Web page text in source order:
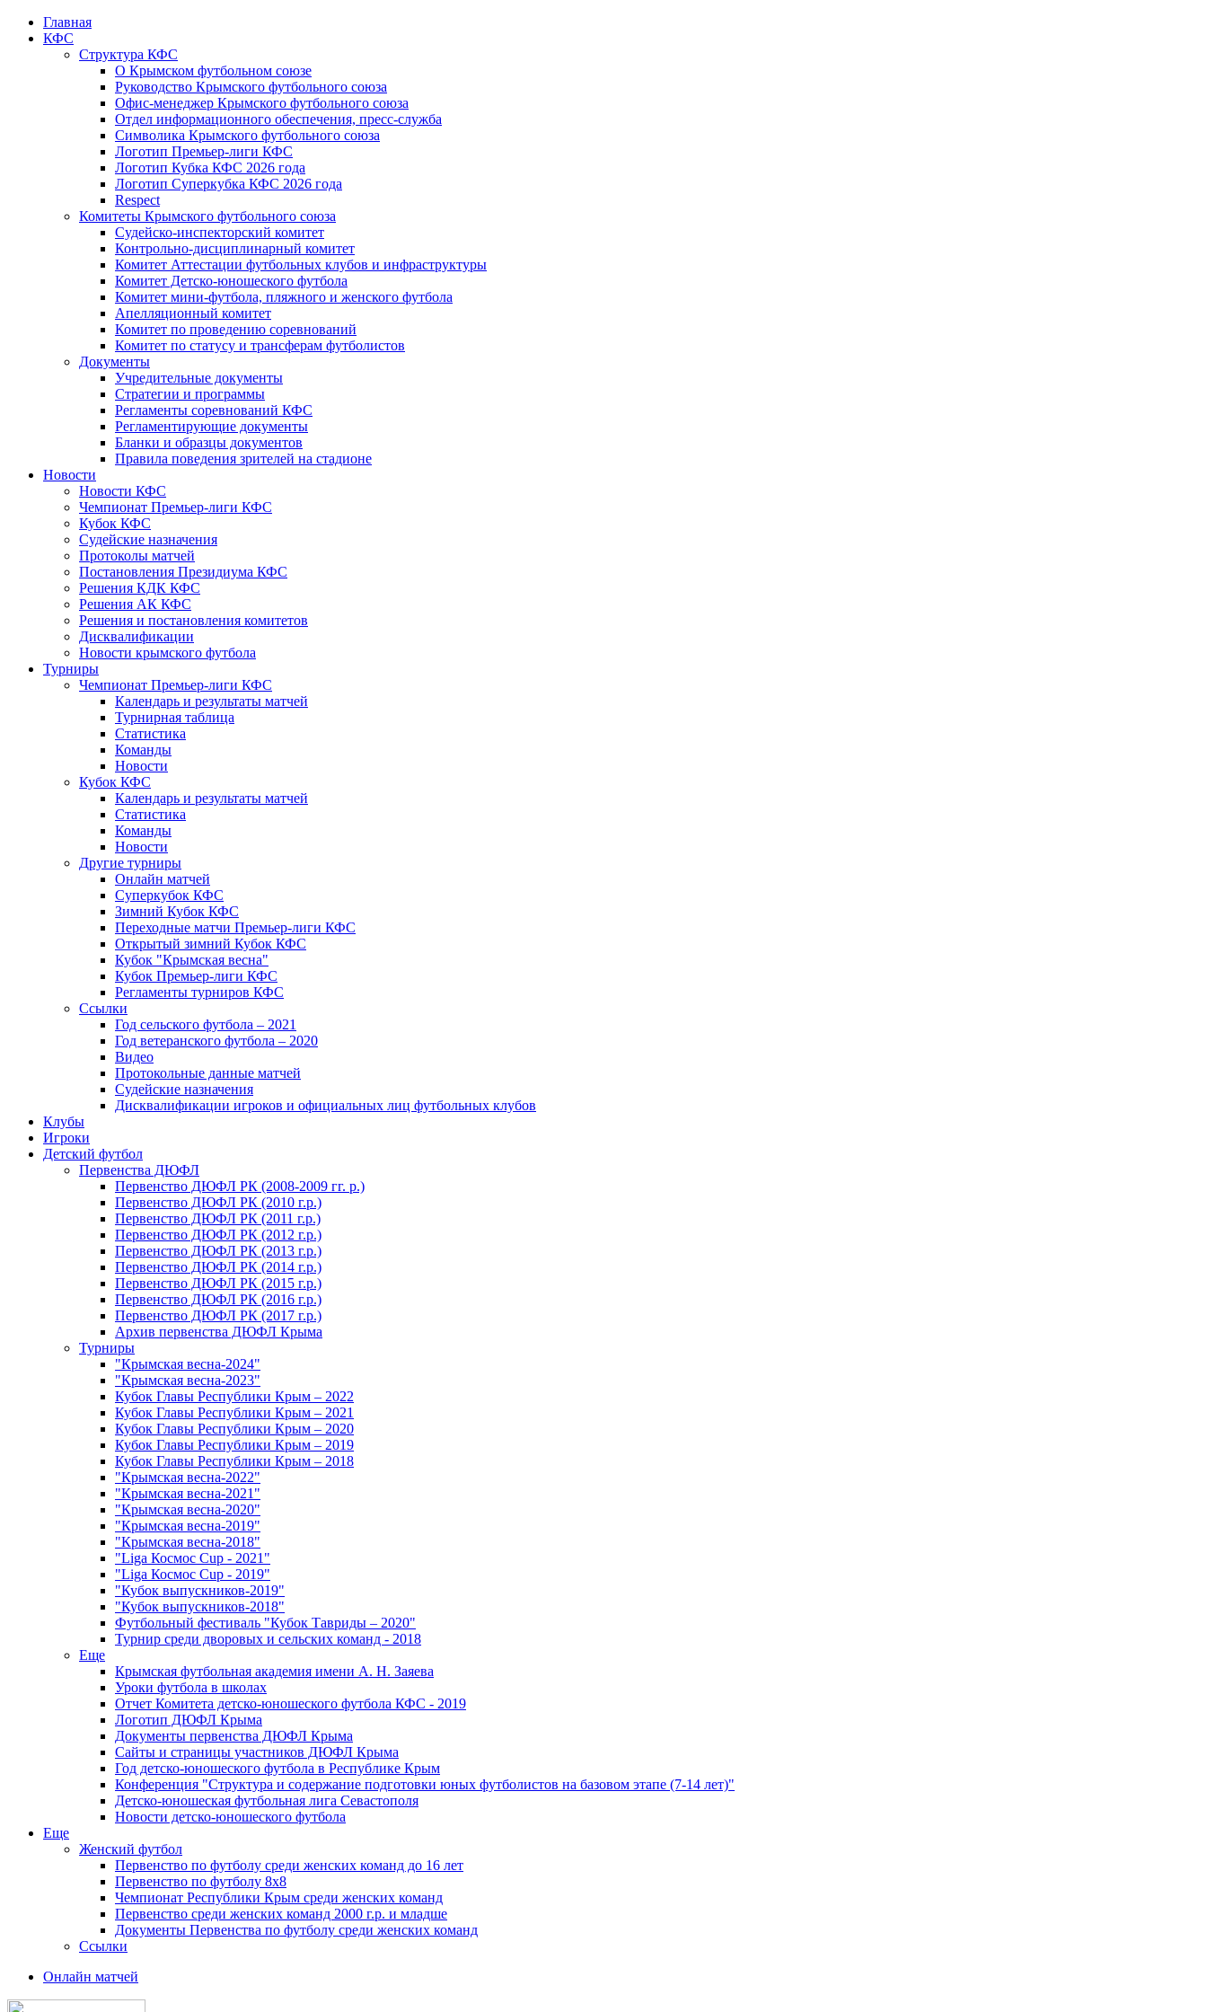
Главная
КФС
Структура КФС
О Крымском футбольном союзе
Руководство Крымского футбольного союза
Офис-менеджер Крымского футбольного союза
Отдел информационного обеспечения, пресс-служба
Символика Крымского футбольного союза
Логотип Премьер-лиги КФС
Логотип Кубка КФС 2026 года
Логотип Суперкубка КФС 2026 года
Respect
Комитеты Крымского футбольного союза
Судейско-инспекторский комитет
Контрольно-дисциплинарный комитет
Комитет Аттестации футбольных клубов и инфраструктуры
Комитет Детско-юношеского футбола
Комитет мини-футбола, пляжного и женского футбола
Апелляционный комитет
Комитет по проведению соревнований
Комитет по статусу и трансферам футболистов
Документы
Учредительные документы
Стратегии и программы
Регламенты соревнований КФС
Регламентирующие документы
Бланки и образцы документов
Правила поведения зрителей на стадионе
Новости
Новости КФС
Чемпионат Премьер-лиги КФС
Кубок КФС
Судейские назначения
Протоколы матчей
Постановления Президиума КФС
Решения КДК КФС
Решения АК КФС
Решения и постановления комитетов
Дисквалификации
Новости крымского футбола
Турниры
Чемпионат Премьер-лиги КФС
Календарь и результаты матчей
Турнирная таблица
Статистика
Команды
Новости
Кубок КФС
Календарь и результаты матчей
Статистика
Команды
Новости
Другие турниры
Онлайн матчей
Суперкубок КФС
Зимний Кубок КФС
Переходные матчи Премьер-лиги КФС
Открытый зимний Кубок КФС
Кубок "Крымская весна"
Кубок Премьер-лиги КФС
Регламенты турниров КФС
Ссылки
Год сельского футбола – 2021
Год ветеранского футбола – 2020
Видео
Протокольные данные матчей
Судейские назначения
Дисквалификации игроков и официальных лиц футбольных клубов
Клубы
Игроки
Детский футбол
Первенства ДЮФЛ
Первенство ДЮФЛ РК (2008-2009 гг. р.)
Первенство ДЮФЛ РК (2010 г.р.)
Первенство ДЮФЛ РК (2011 г.р.)
Первенство ДЮФЛ РК (2012 г.р.)
Первенство ДЮФЛ РК (2013 г.р.)
Первенство ДЮФЛ РК (2014 г.р.)
Первенство ДЮФЛ РК (2015 г.р.)
Первенство ДЮФЛ РК (2016 г.р.)
Первенство ДЮФЛ РК (2017 г.р.)
Архив первенства ДЮФЛ Крыма
Турниры
"Крымская весна-2024"
"Крымская весна-2023"
Кубок Главы Республики Крым – 2022
Кубок Главы Республики Крым – 2021
Кубок Главы Республики Крым – 2020
Кубок Главы Республики Крым – 2019
Кубок Главы Республики Крым – 2018
"Крымская весна-2022"
"Крымская весна-2021"
"Крымская весна-2020"
"Крымская весна-2019"
"Крымская весна-2018"
"Liga Космос Cup - 2021"
"Liga Космос Cup - 2019"
"Кубок выпускников-2019"
"Кубок выпускников-2018"
Футбольный фестиваль "Кубок Тавриды – 2020"
Турнир среди дворовых и сельских команд - 2018
Еще
Крымская футбольная академия имени А. Н. Заяева
Уроки футбола в школах
Отчет Комитета детско-юношеского футбола КФС - 2019
Логотип ДЮФЛ Крыма
Документы первенства ДЮФЛ Крыма
Сайты и страницы участников ДЮФЛ Крыма
Год детско-юношеского футбола в Республике Крым
Конференция "Структура и содержание подготовки юных футболистов на базовом этапе (7-14 лет)"
Детско-юношеская футбольная лига Севастополя
Новости детско-юношеского футбола
Еще
Женский футбол
Первенство по футболу среди женских команд до 16 лет
Первенство по футболу 8х8
Чемпионат Республики Крым среди женских команд
Первенство среди женских команд 2000 г.р. и младше
Документы Первенства по футболу среди женских команд
Ссылки
Онлайн матчей